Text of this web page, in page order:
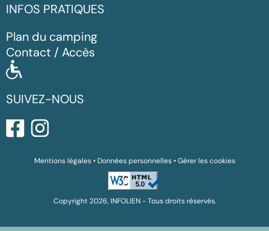
INFOS PRATIQUES
Plan du camping
Contact / Accès
SUIVEZ-NOUS
Mentions légales• Données personnelles•Gérer les cookies
Copyright 2026, INFOLIEN - Tous droits réservés.